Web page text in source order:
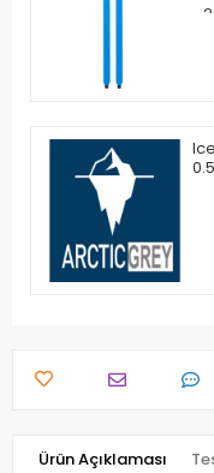
-
Ürün Açıklaması